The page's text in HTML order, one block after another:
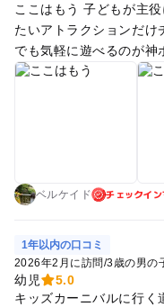
ここはもう 子どもが主
たいアトラクションだけ
でも気軽に遊べるのが神
かんだでお金がかかり
る、家族全員が満足でき
ベルケイド チェックイ
1年以内の口コミ
2026年2月に訪問/3歳の男の
幼児
5.0
キッズカーニバルに行く